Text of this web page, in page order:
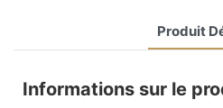
Produit
Informations sur le